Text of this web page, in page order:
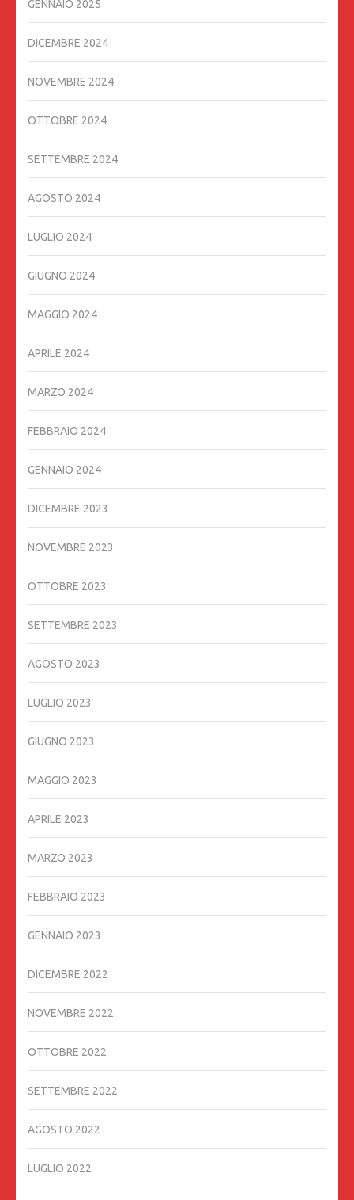
GENNAIO 2025
DICEMBRE 2024
NOVEMBRE 2024
OTTOBRE 2024
SETTEMBRE 2024
AGOSTO 2024
LUGLIO 2024
GIUGNO 2024
MAGGIO 2024
APRILE 2024
MARZO 2024
FEBBRAIO 2024
GENNAIO 2024
DICEMBRE 2023
NOVEMBRE 2023
OTTOBRE 2023
SETTEMBRE 2023
AGOSTO 2023
LUGLIO 2023
GIUGNO 2023
MAGGIO 2023
APRILE 2023
MARZO 2023
FEBBRAIO 2023
GENNAIO 2023
DICEMBRE 2022
NOVEMBRE 2022
OTTOBRE 2022
SETTEMBRE 2022
AGOSTO 2022
LUGLIO 2022